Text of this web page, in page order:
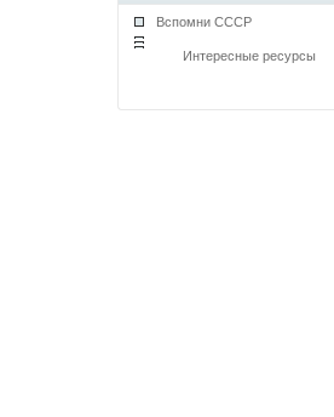
Вспомни СССР
Интересные ресурсы